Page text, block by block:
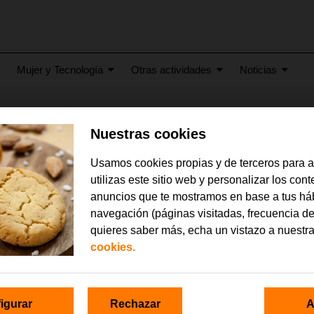
Mujer y Tecnología Otras actividades Noticias
sacar el mejor partido a
Nuestras cookies
Usamos cookies propias y de terceros para
utilizas este sitio web y personalizar los
anuncios que te mostramos en base a tus
navegación (páginas visitadas, frecuencia
quieres saber más, echa un vistazo a nuestra
cookies.
Rechazar